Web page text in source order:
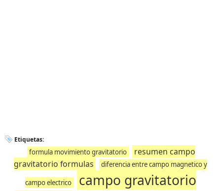
Etiquetas:
formula movimiento gravitatorio
resumen campo
gravitatorio formulas
diferencia entre campo magnetico y
campo electrico
campo gravitatorio